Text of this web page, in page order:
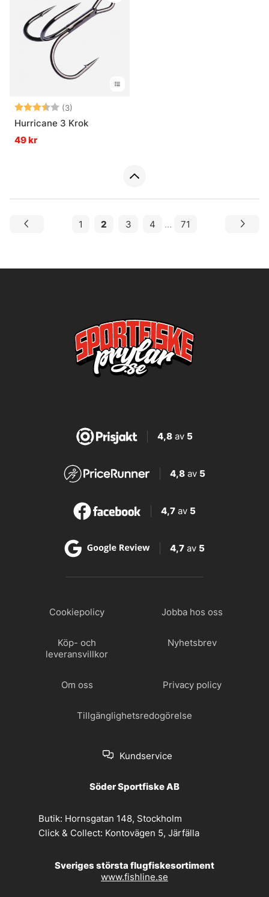
Betyg: (3)
Hurricane 3 Krok
49 kr
1 2 3 4 ... 71
4,8av 5
4,8 av 5
4,7 av 5
4,7 av 5
Cookiepolicy Jobba hos oss
Köp- och
leveransvillkor
Nyhetsbrev
Om oss Privacy policy
Tillgänglighetsredogörelse
Kundservice
Söder Sportfiske AB
Butik: Hornsgatan 148, Stockholm
Click & Collect: Kontovägen 5, Järfälla
Sveriges största flugfiskesortiment
www.fishline.se